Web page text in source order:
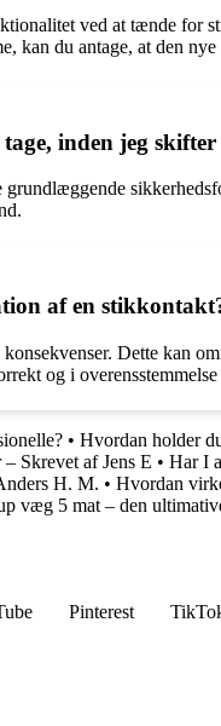
ved at tænde for
kan du antage, at den
inden jeg
af en
Dette kan
og i
• Hvordan holder
Skrevet af Jens E • Har I
H. M. • Hvordan
væg 5 mat – den
Pinterest